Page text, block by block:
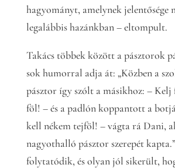
hagyományt, amelynek jelentősége
legalábbis hazánkban – eltompult.
Takács többek között a pásztorok
sok humorral adja át: „Közben a
pásztor így szólt a másikhoz: –
föl! – és a padlón koppantott a
kell nékem tejföl! – vágta rá Dani,
nagyothalló pásztor szerepét
folytatódik, és olyan jól sikerült,